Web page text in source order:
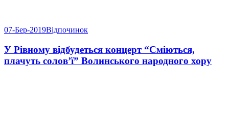
07-Бер-2019Відпочинок
У Рівному відбудеться концерт “Сміються,
плачуть солов’ї” Волинського народного хору